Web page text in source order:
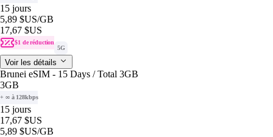
15 jours
5,89 $US/GB
17,67 $US
$1 de réduction
5G
Voir les détails
Brunei eSIM - 15 Days / Total 3GB
3GB
+ ∞ à 128kbps
15 jours
17,67 $US
5,89 $US/GB